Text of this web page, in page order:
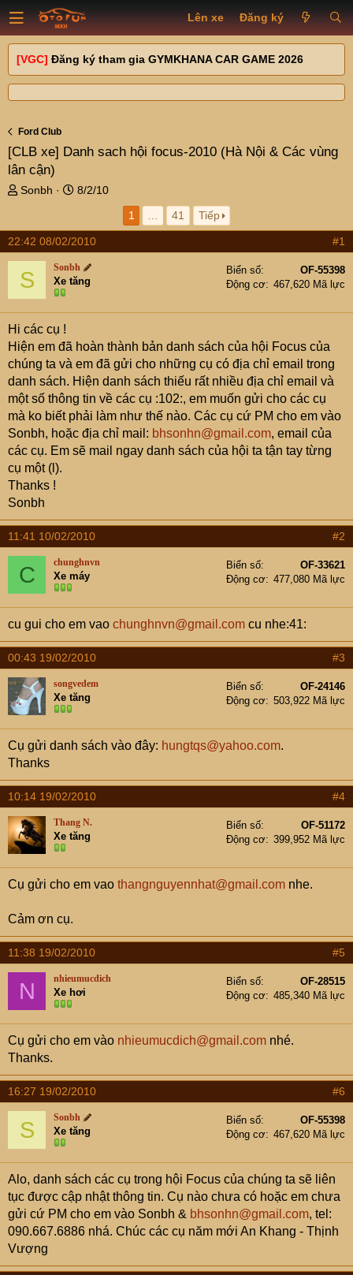
Lên xe Đăng ký
[VGC] Đăng ký tham gia GYMKHANA CAR GAME 2026
Ford Club
[CLB xe] Danh sach hội focus-2010 (Hà Nội & Các vùng
lân cận)
T
e
a
d
s
t
e
r
Sonbh
N
y
g
ử
i
8/2/10
1
41 Tiếp
22:42 08/02/2010 #1
S Sonbh
Xe tăng
Biển số
OF-55398
Động cơ
467,620 Mã lực
Hi các cụ !
Hiện em đã hoàn thành bản danh sách của hội Focus của
chúng ta và em đã gửi cho những cụ có địa chỉ email trong
danh sách. Hiện danh sách thiếu rất nhiều địa chỉ email và
một số thông tin về các cụ :102:, em muốn gửi cho các cụ
mà ko biết phải làm như thế nào. Các cụ cứ PM cho em vào
Sonbh, hoặc địa chỉ mail: bhsonhn@gmail.com, email của
các cụ. Em sẽ mail ngay danh sách của hội ta tận tay từng
cụ một (l).
Thanks !
Sonbh
11:41 10/02/2010 #2
C chunghnvn
Xe máy
Biển số
OF-33621
Động cơ
477,080 Mã lực
cu gui cho em vao chunghnvn@gmail.com cu nhe:41:
00:43 19/02/2010 #3
songvedem
Xe tăng
Biển số
OF-24146
Động cơ
503,922 Mã lực
Cụ gửi danh sách vào đây: hungtqs@yahoo.com.
Thanks
10:14 19/02/2010 #4
Thang N.
Xe tăng
Biển số
OF-51172
Động cơ
399,952 Mã lực
Cụ gửi cho em vao thangnguyennhat@gmail.com nhe.
Cảm ơn cụ.
11:38 19/02/2010 #5
N nhieumucdich
Xe hơi
Biển số
OF-28515
Động cơ
485,340 Mã lực
Cụ gửi cho em vào nhieumucdich@gmail.com nhé.
Thanks.
16:27 19/02/2010 #6
S Sonbh
Xe tăng
Biển số
OF-55398
Động cơ
467,620 Mã lực
Alo, danh sách các cụ trong hội Focus của chúng ta sẽ liên
tục được cập nhật thông tin. Cụ nào chưa có hoặc em chưa
gửi cứ PM cho em vào Sonbh & bhsonhn@gmail.com, tel:
090.667.6886 nhá. Chúc các cụ năm mới An Khang - Thịnh
Vượng